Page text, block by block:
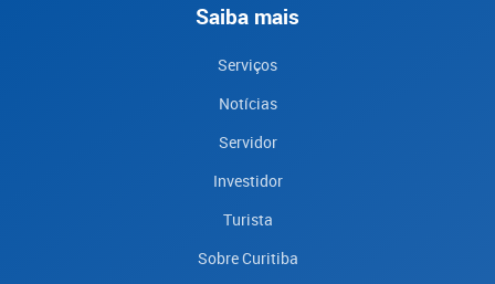
Saiba mais
Serviços
Notícias
Servidor
Investidor
Turista
Sobre Curitiba